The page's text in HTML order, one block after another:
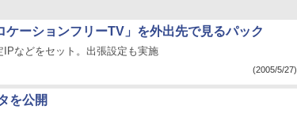
ケーションフリーTV」を外出先で見るパック
IPなどをセット。出張設定も実施
(2005/5/27)
を公開